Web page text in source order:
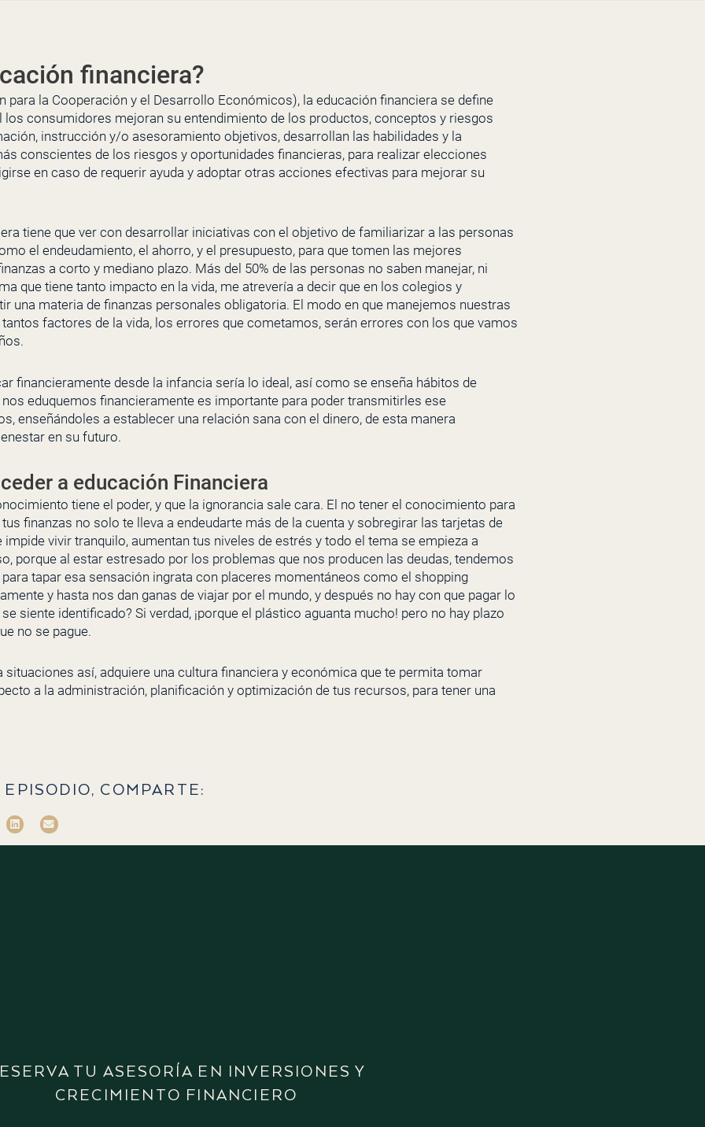
financiera?
para la Cooperación y el Desarrollo Económicos), la educación financiera se define
los consumidores mejoran su entendimiento de los productos, conceptos y riesgos
instrucción y/o asesoramiento objetivos, desarrollan las habilidades y la
conscientes de los riesgos y oportunidades financieras, para realizar elecciones
en caso de requerir ayuda y adoptar otras acciones efectivas para mejorar su
tiene que ver con desarrollar iniciativas con el objetivo de familiarizar a las personas
el endeudamiento, el ahorro, y el presupuesto, para que tomen las mejores
a corto y mediano plazo. Más del 50% de las personas no saben manejar, ni
que tiene tanto impacto en la vida, me atrevería a decir que en los colegios y
una materia de finanzas personales obligatoria. El modo en que manejemos nuestras
factores de la vida, los errores que cometamos, serán errores con los que vamos
financieramente desde la infancia sería lo ideal, así como se enseña hábitos de
nos eduquemos financieramente es importante para poder transmitirles ese
enseñándoles a establecer una relación sana con el dinero, de esta manera
en su futuro.
a educación Financiera
tiene el poder, y que la ignorancia sale cara. El no tener el conocimiento para
finanzas no solo te lleva a endeudarte más de la cuenta y sobregirar las tarjetas de
vivir tranquilo, aumentan tus niveles de estrés y todo el tema se empieza a
porque al estar estresado por los problemas que nos producen las deudas, tendemos
tapar esa sensación ingrata con placeres momentáneos como el shopping
y hasta nos dan ganas de viajar por el mundo, y después no hay con que pagar lo
siente identificado? Si verdad, ¡porque el plástico aguanta mucho! pero no hay plazo
no se pague.
situaciones así, adquiere una cultura financiera y económica que te permita tomar
a la administración, planificación y optimización de tus recursos, para tener una
COMPARTE:
TU ASESORÍA EN INVERSIONES Y
CRECIMIENTO FINANCIERO